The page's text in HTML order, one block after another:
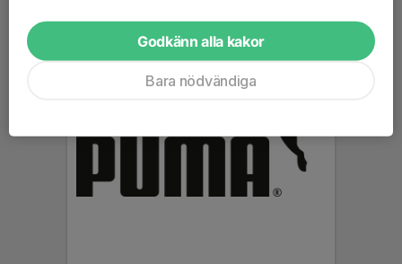
Godkänn alla kakor
Bara nödvändiga